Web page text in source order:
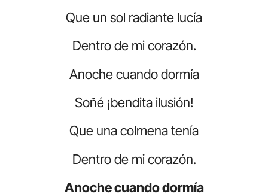
Que un sol radiante lucía
Dentro de mi corazón.
Anoche cuando dormía
Soñé ¡bendita ilusión!
Que una colmena tenía
Dentro de mi corazón.
Anoche cuando dormía